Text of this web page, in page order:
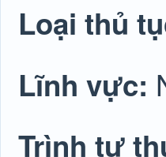
Loại thủ
Lĩnh vực:
Trình tự